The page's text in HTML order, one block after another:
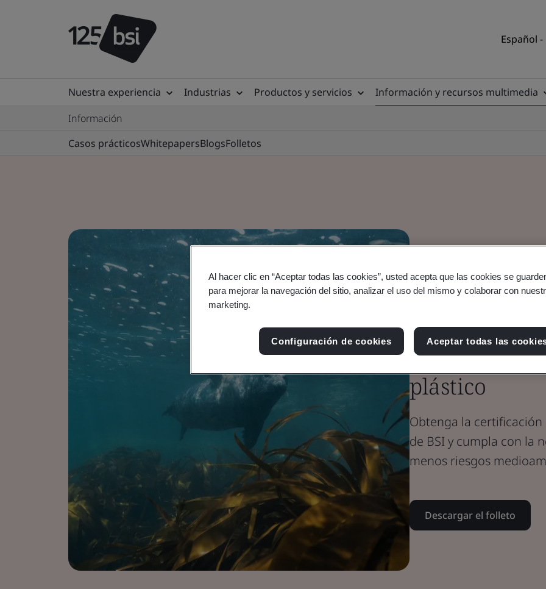
Español -
Nuestra experiencia Industrias Productos y servicios Información y recursos multimedia
Información
Casos prácticosWhitepapersBlogsFolletos
Brochure
Sustainability
Certificación
Prevenir la
plástico
Obtenga la certificación
de BSI y cumpla con la
menos riesgos
Descargar el folleto
Al hacer clic en “Aceptar todas las cookies”, usted acepta que las cookies se
para mejorar la navegación del sitio, analizar el uso del mismo y colaborar con
marketing.
Configuración de cookies Aceptar todas las